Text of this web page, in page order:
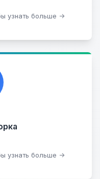
узнать больше →
узнать больше →
на запчасти в